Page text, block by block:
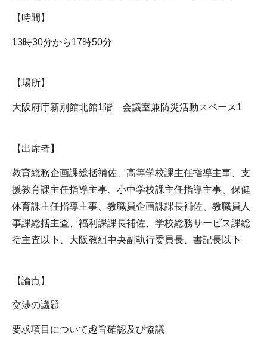
【時間】
13時30分から17時50分
【場所】
大阪府庁新別館北館1階 会議室兼防災活動スペース1
【出席者】
教育総務企画課総括補佐、高等学校課主任指導主事、支
援教育課主任指導主事、小中学校課主任指導主事、保健
体育課主任指導主事、教職員企画課課長補佐、教職員人
事課総括主査、福利課課長補佐、学校総務サービス課総
括主査以下、大阪教組中央副執行委員長、書記長以下
【論点】
交渉の議題
要求項目について趣旨確認及び協議